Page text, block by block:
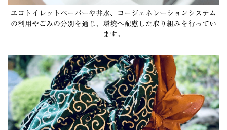
エコトイレットペーパーや井水、コージェネレーションシステム
の利用やごみの分別を通じ、環境へ配慮した取り組みを行ってい
ます。